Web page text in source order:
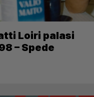
Loiri palasi
– Spede